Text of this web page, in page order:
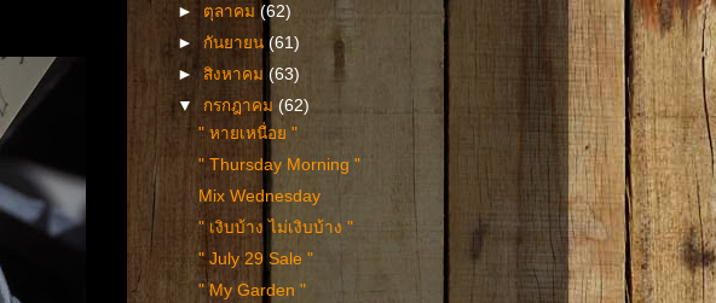
► ตุลาคม(62)
► กันยายน(61)
►สิงหาคม(63)
▼ กรกฎาคม(62)
" หายเหนื่อย "
" Thursday Morning "
Mix Wednesday
" เงิบบ้าง ไม่เงิบบ้าง "
" July 29 Sale "
" My Garden "